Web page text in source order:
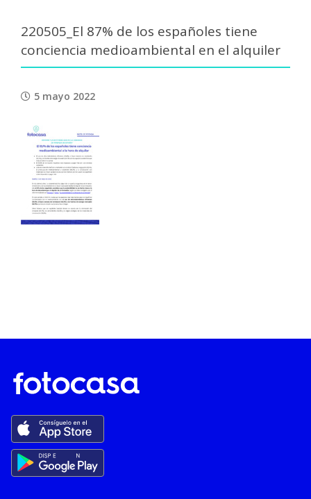
220505_El 87% de los españoles tiene
conciencia medioambiental en el alquiler
5 mayo 2022